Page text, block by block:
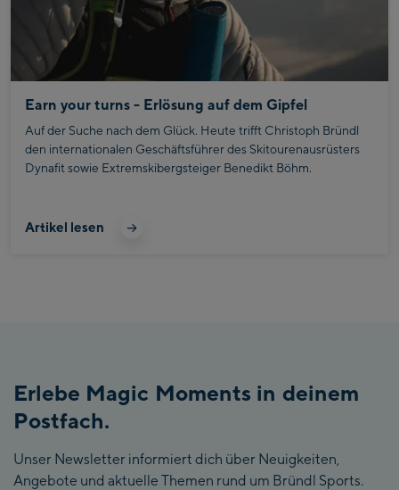
Earn your turns - Erlösung auf dem Gipfel
Auf der Suche nach dem Glück. Heute trifft Christoph Bründl
den internationalen Geschäftsführer des Skitourenausrüsters
Dynafit sowie Extremskibergsteiger Benedikt Böhm.
Artikel lesen
Erlebe Magic Moments in deinem
Postfach.
Unser Newsletter informiert dich über Neuigkeiten,
Angebote und aktuelle Themen rund um Bründl Sports.